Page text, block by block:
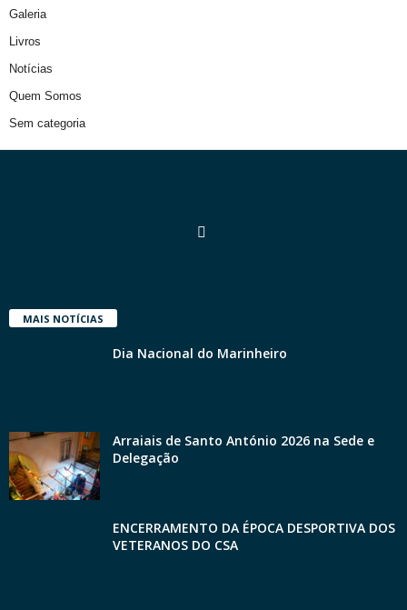
Galeria
Livros
Notícias
Quem Somos
Sem categoria
MAIS NOTÍCIAS
Dia Nacional do Marinheiro
Arraiais de Santo António 2026 na Sede e
Delegação
ENCERRAMENTO DA ÉPOCA DESPORTIVA DOS
VETERANOS DO CSA